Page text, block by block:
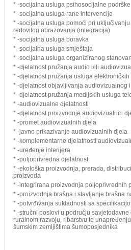
* -socijalna usluga psihosocijalne podrške
* -socijalna usluga rane intervencije
* -socijalna usluga pomoći pri
redovitog obrazovanja (integracija)
* -socijalna usluga boravka
* -socijalna usluga smještaja
* -socijalna usluga organiziranog
* -djelatnost pružanja audio i/ili
* -djelatnost pružanja usluga
* -djelatnost objavljivanja audiovizualnog
* -djelatnost pružanja medijskih usluga
* -audiovizualne djelatnosti
* -djelatnost proizvodnje audiovizualnih
* -promet audiovizualnih djela
* -javno prikazivanje audiovizualnih djela
* -komplementarne djelatnosti
* -uređenje interijera
* -poljoprivredna djelatnost
* -ekološka proizvodnja, prerada,
proizvoda
* -integrirana proizvodnja poljoprivrednih
* -proizvodnja brašna i stavljanje brašna
* -potvrđivanja sukladnosti sa
* -stručni poslovi u području savjetodavne
ruralnom razvoju, ribarstvu te
šumskim zemljištima šumoposjednika